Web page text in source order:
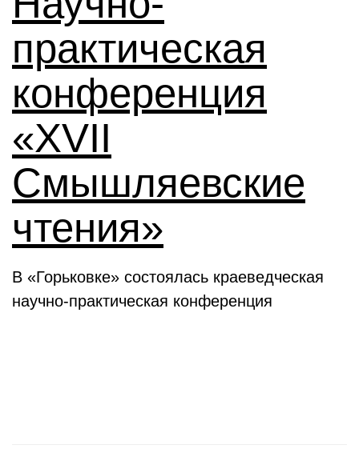
практическая
конференция
«XVII
Смышляевские
чтения»
В «Горьковке» состоялась краеведческая
научно-практическая конференция